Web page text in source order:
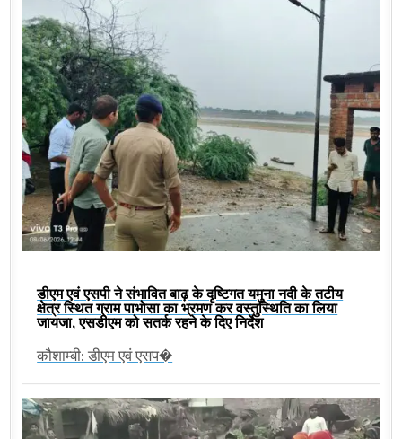
डीएम एवं एसपी ने संभावित बाढ़ के दृष्टिगत यमुना नदी के तटीय
क्षेत्र स्थित ग्राम पाभोसा का भ्रमण कर वस्तुस्थिति का लिया
जायजा, एसडीएम को सतर्क रहने के दिए निर्देश
कौशाम्बी: डीएम एवं एसप�